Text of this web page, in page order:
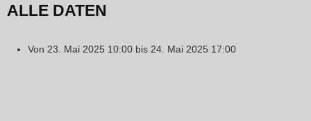
ALLE DATEN
Von 23. Mai 2025 10:00 bis 24. Mai 2025 17:00